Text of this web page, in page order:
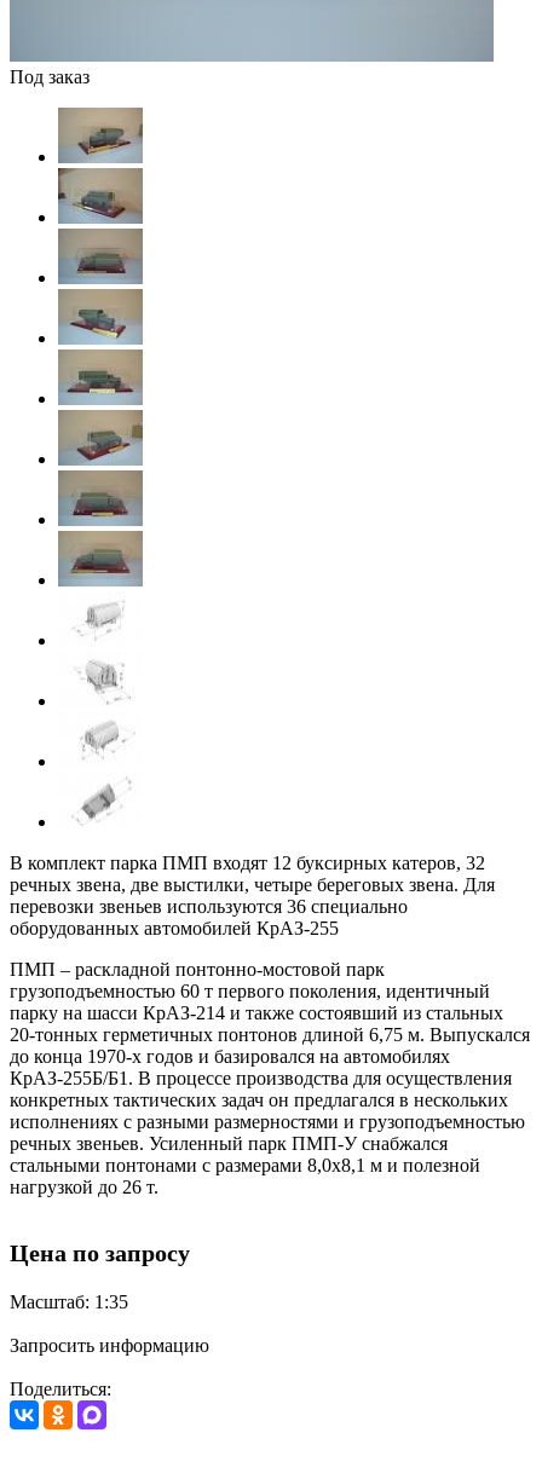
Под заказ
В комплект парка ПМП входят 12 буксирных катеров, 32
речных звена, две выстилки, четыре береговых звена. Для
перевозки звеньев используются 36 специально
оборудованных автомобилей КрАЗ-255
ПМП – раскладной понтонно-мостовой парк
грузоподъемностью 60 т первого поколения, идентичный
парку на шасси КрАЗ-214 и также состоявший из стальных
20-тонных герметичных понтонов длиной 6,75 м. Выпускался
до конца 1970-х годов и базировался на автомобилях
КрАЗ-255Б/Б1. В процессе производства для осуществления
конкретных тактических задач он предлагался в нескольких
исполнениях с разными размерностями и грузоподъемностью
речных звеньев. Усиленный парк ПМП-У снабжался
стальными понтонами с размерами 8,0x8,1 м и полезной
нагрузкой до 26 т.
Цена по запросу
Масштаб: 1:35
Запросить информацию
Поделиться: